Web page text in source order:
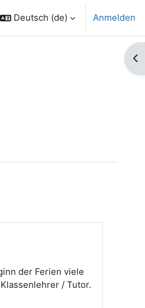
Deutsch ‎(de)‎ Anmelden
der Ferien viele
/ Tutor.